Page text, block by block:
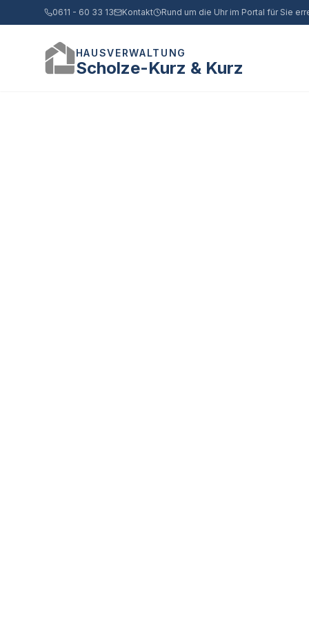
0611 - 60 33 13 Kontakt Rund um die Uhr im Portal für Sie
HAUSVERWALTUNG
Scholze-Kurz & Kurz